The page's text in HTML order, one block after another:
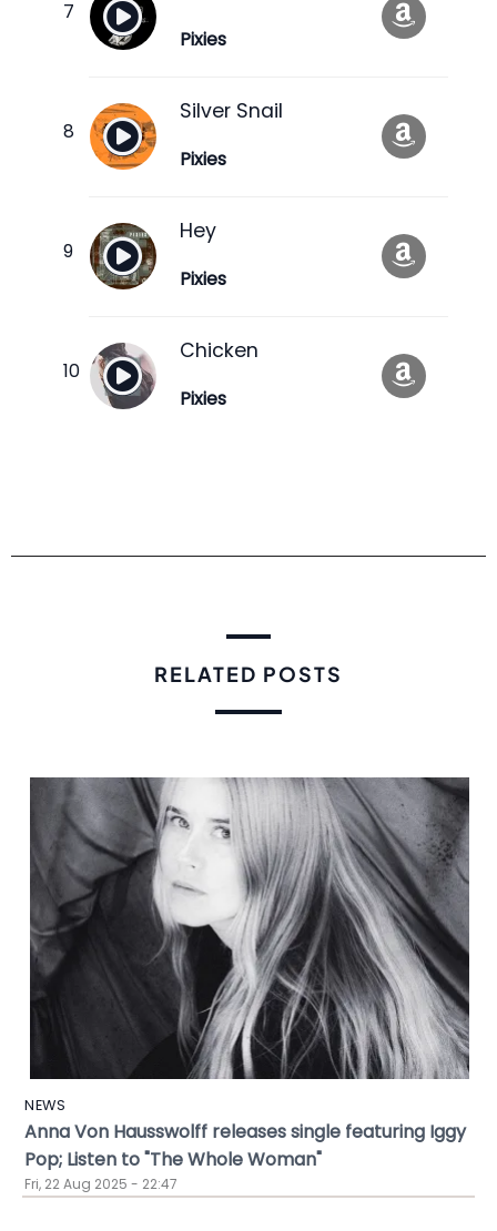
Pixies
Silver Snail
Pixies
Hey
Pixies
Chicken
Pixies
RELATED POSTS
NEWS
Anna Von Hausswolff releases single featuring Iggy
Pop; Listen to "The Whole Woman"
Fri, 22 Aug 2025 - 22:47